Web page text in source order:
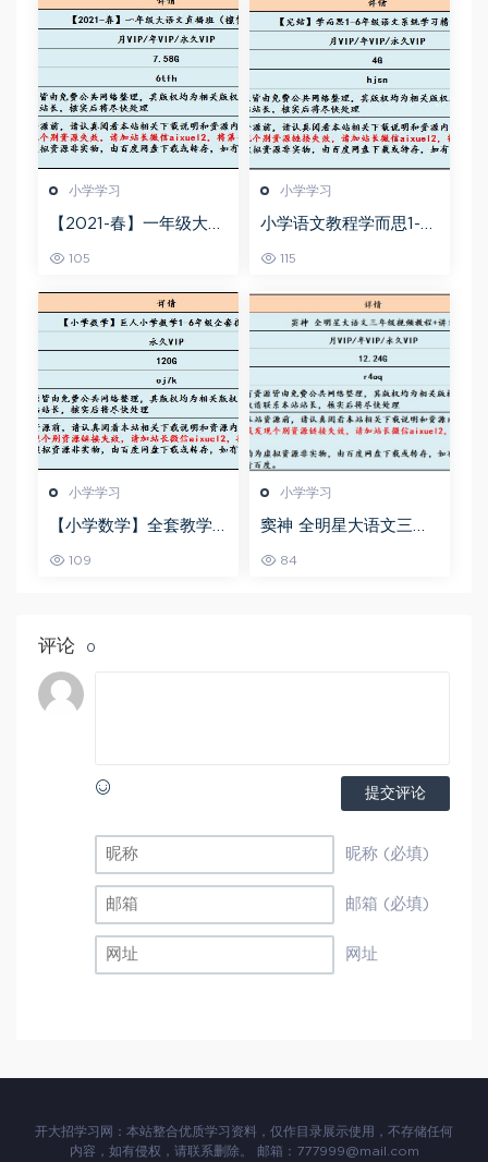
小学学习
【2021-春】一年级大语
网盘资源打包下载,檀梦
茜教学课程
105
小学学习
小学语文教程学而思1-6
资料教学课程,4G课程百
度网盘资源打包下载
115
小学学习
【小学数学】全套教学
级全套视频课程,120G百
109
小学学习
窦神 全明星大语文三年
84
评论 0
提交评论
昵称 (必填)
邮箱 (必填)
网址
开大招学习网：本站整合优质学习资料，仅作目录展示使用，不存储任何
内容，如有侵权，请联系删除。 邮箱：777999@mail.com